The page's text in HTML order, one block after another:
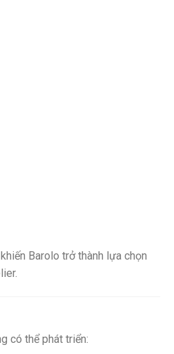
Barolo trở thành lựa chọn
có thể phát triển: